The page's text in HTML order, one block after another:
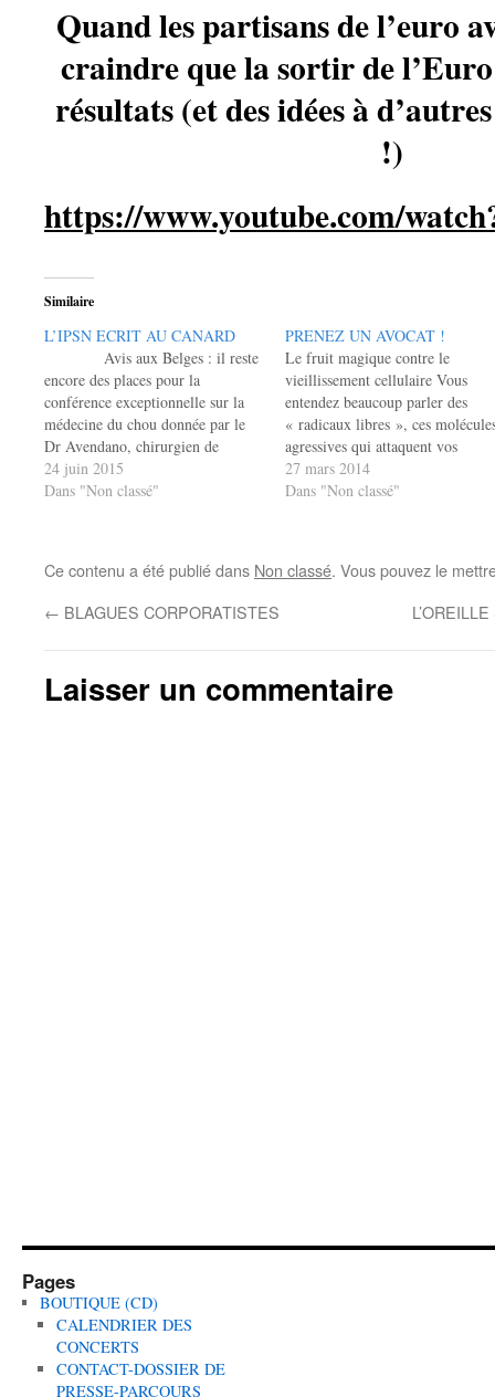
Quand les partisans de l’euro
craindre que la sortir de
résultats (et des idées à
!)
https://www.youtube.com/
Similaire
L’IPSN ECRIT AU CANARD
Avis aux Belges : il reste
encore des places pour la
conférence exceptionnelle sur la
médecine du chou donnée par le
Dr Avendano, chirurgien de
Cuzco, ce 26 Juin (c'est vendredi !
). La conférence a lieu à 19 heures
24 juin 2015
Dans "Non classé"
PRENEZ UN AVOCAT !
Le fruit magique contre le
vieillissement cellulaire Vous
entendez beaucoup parler des
« radicaux libres », ces
agressives qui attaquent vos
cellules, et même votre ADN. Ils
accélèrent le vieillissement et
problèmes de vue, les démences,
27 mars 2014
Dans "Non classé"
Ce contenu a été publié dans Non classé. Vous pouvez le
← BLAGUES CORPORATISTES
Laisser un commentaire
Pages
BOUTIQUE (CD)
CALENDRIER DES
CONCERTS
CONTACT-DOSSIER DE
PRESSE-PARCOURS